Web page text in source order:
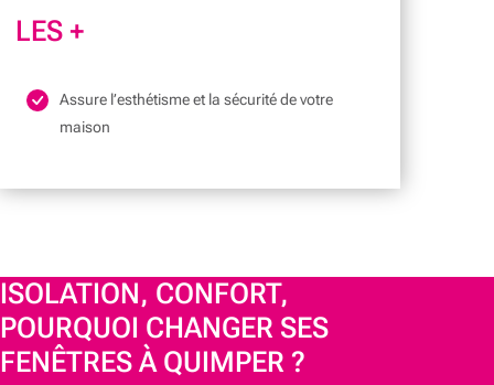
LES +
Assure l’esthétisme et la sécurité de votre
maison
ISOLATION, CONFORT,
POURQUOI CHANGER SES
FENÊTRES À QUIMPER ?